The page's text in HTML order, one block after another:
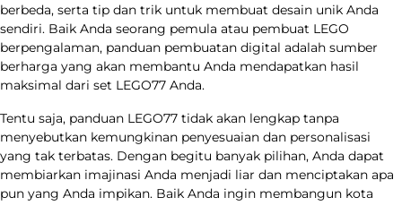
berbeda, serta tip dan trik untuk membuat desain unik Anda
sendiri. Baik Anda seorang pemula atau pembuat LEGO
berpengalaman, panduan pembuatan digital adalah sumber
berharga yang akan membantu Anda mendapatkan hasil
maksimal dari set LEGO77 Anda.
Tentu saja, panduan LEGO77 tidak akan lengkap tanpa
menyebutkan kemungkinan penyesuaian dan personalisasi
yang tak terbatas. Dengan begitu banyak pilihan, Anda dapat
membiarkan imajinasi Anda menjadi liar dan menciptakan apa
pun yang Anda impikan. Baik Anda ingin membangun kota